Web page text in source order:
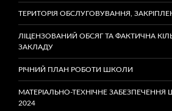
ТЕРИТОРІЯ ОБСЛУГОВУВАННЯ,
ЛІЦЕНЗОВАНИЙ ОБСЯГ ТА ФАКТИЧНА
ЗАКЛАДУ
РІЧНИЙ ПЛАН РОБОТИ ШКОЛИ
МАТЕРІАЛЬНО-ТЕХНІЧНЕ
2024